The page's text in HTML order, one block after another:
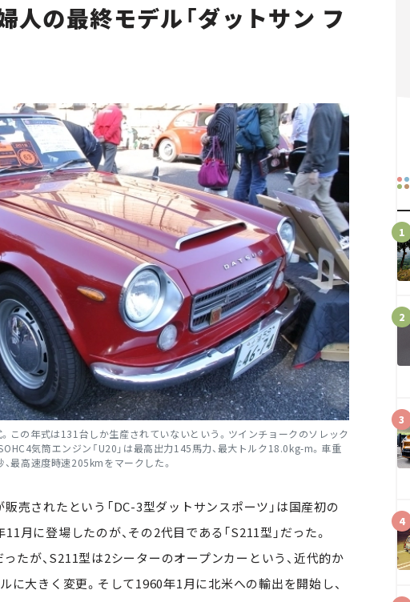
人の最終モデル「ダットサン フ
この年式は131台しか生産されていないという。ツインチョークのソレック
気筒エンジン「U20」は最高出力145馬力、最大トルク18.0kg-m。車重
最高速度時速205kmをマークした。
売されたという「DC-3型ダットサンスポーツ」は国産初の
月に登場したのが、その2代目である「S211型」だった。
たが、S211型は2シーターのオープンカーという、近代的か
大きく変更。そして1960年1月に北米への輸出を開始し、